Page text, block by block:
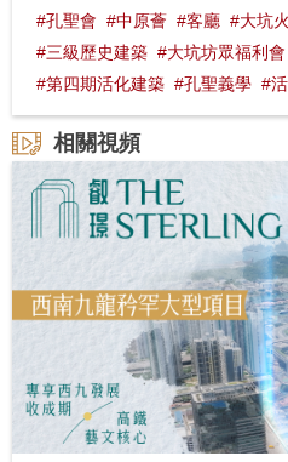
#孔聖會 #中原薈 #客廳 #大坑
#三級歷史建築 #大坑坊眾福利會
#第四期活化建築 #孔聖義學 #
相關視頻